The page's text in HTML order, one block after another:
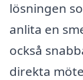
lösningen
anlita en
också
direkta